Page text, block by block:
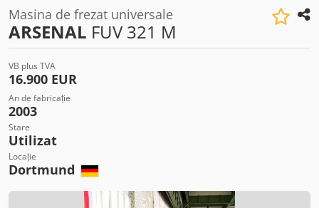
Masina de frezat universale
ARSENAL FUV 321 M
VB plus TVA
16.900 EUR
An de fabricație
2003
Stare
Utilizat
Locație
Dortmund